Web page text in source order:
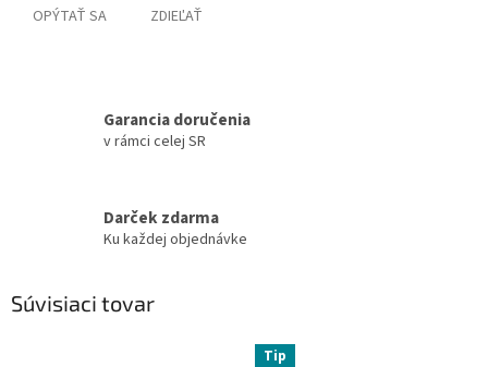
OPÝTAŤ SA ZDIEĽAŤ
Garancia doručenia
v rámci celej SR
Darček zdarma
Ku každej objednávke
Súvisiaci tovar
Tip